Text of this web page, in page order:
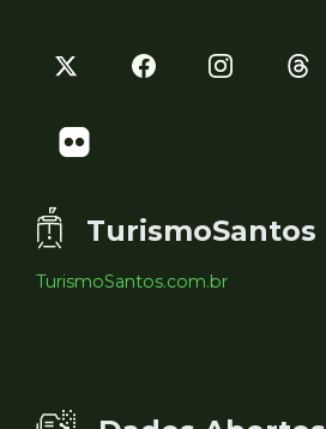
TurismoSantos
TurismoSantos.com.br